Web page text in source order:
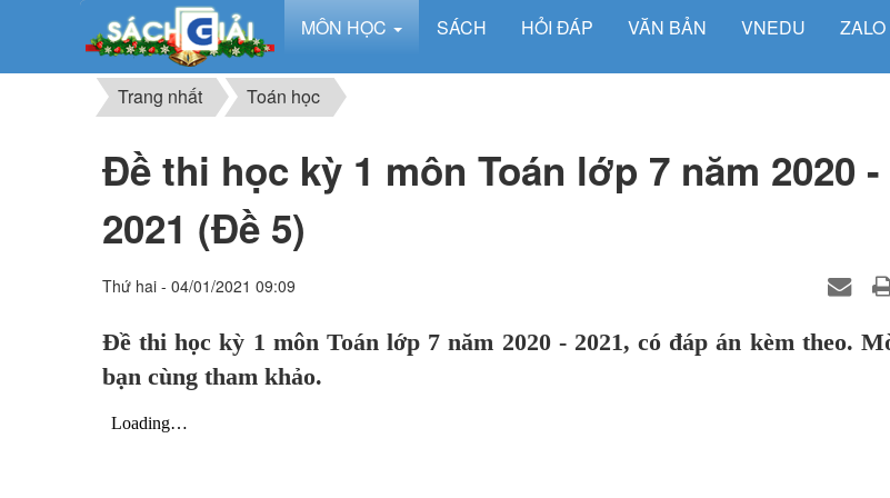
MÔN HỌC SÁCH HỎI ĐÁP VĂN BẢN VNEDU
Trang nhất Toán học
Đề thi học kỳ 1 môn Toán lớp 7 năm 2020 -
2021 (Đề 5)
Thứ hai - 04/01/2021 09:09
Đề thi học kỳ 1 môn Toán lớp 7 năm 2020 - 2021, có đáp án kèm theo.
bạn cùng tham khảo.